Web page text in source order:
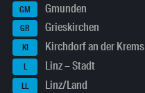
GM Gmunden
GR Grieskirchen
KI Kirchdorf an der Krems
L Linz – Stadt
LL Linz/Land